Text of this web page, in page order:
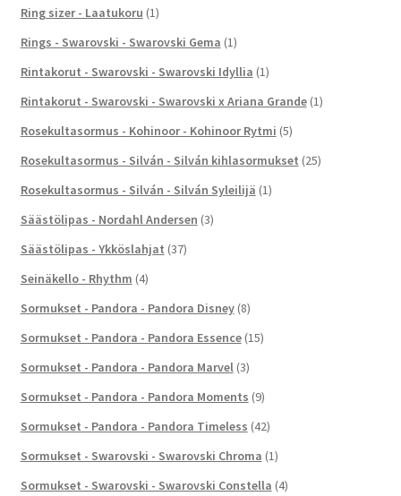
Ring sizer - Laatukoru (1)
Rings - Swarovski - Swarovski Gema (1)
Rintakorut - Swarovski - Swarovski Idyllia (1)
Rintakorut - Swarovski - Swarovski x Ariana Grande (1)
Rosekultasormus - Kohinoor - Kohinoor Rytmi (5)
Rosekultasormus - Silván - Silván kihlasormukset (25)
Rosekultasormus - Silván - Silván Syleilijä (1)
Säästölipas - Nordahl Andersen (3)
Säästölipas - Ykköslahjat (37)
Seinäkello - Rhythm (4)
Sormukset - Pandora - Pandora Disney (8)
Sormukset - Pandora - Pandora Essence (15)
Sormukset - Pandora - Pandora Marvel (3)
Sormukset - Pandora - Pandora Moments (9)
Sormukset - Pandora - Pandora Timeless (42)
Sormukset - Swarovski - Swarovski Chroma (1)
Sormukset - Swarovski - Swarovski Constella (4)